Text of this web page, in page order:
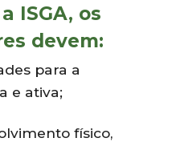
ISGA, os
devem:
para a
e ativa;
físico,